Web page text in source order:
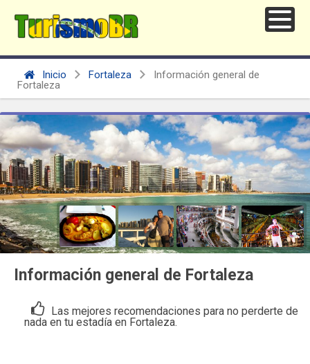
Inicio Fortaleza
Información general de
Fortaleza
Información general de Fortaleza
Las mejores recomendaciones para no perderte de
nada en tu estadía en Fortaleza.